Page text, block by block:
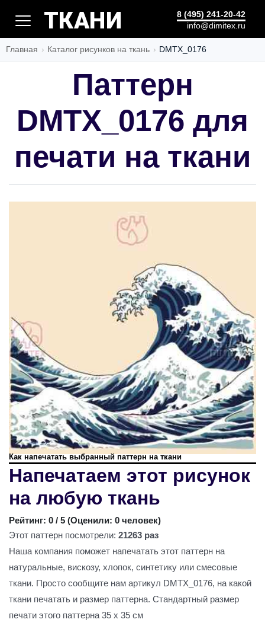
ТКАНИ
8 (495) 241-20-42
info@dimitex.ru
Главная Каталог рисунков на ткань DMTX_0176
Паттерн
DMTX_0176 для
печати на ткани
Как напечатать выбранный паттерн на ткани
Напечатаем этот рисунок
на любую ткань
Рейтинг: 0 / 5 (Оценили: 0 человек)
Этот паттерн посмотрели: 21263 раз
Наша компания поможет напечатать этот паттерн на
натуральные, вискозу, хлопок, синтетику или смесовые
ткани. Просто сообщите нам артикул DMTX_0176, на какой
ткани печатать и размер паттерна. Стандартный размер
печати этого паттерна 35 х 35 см